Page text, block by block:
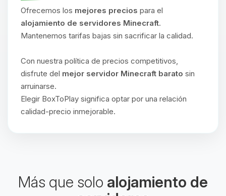
Ofrecemos los mejores precios para el
alojamiento de servidores Minecraft.
Mantenemos tarifas bajas sin sacrificar la calidad.
Con nuestra política de precios competitivos,
disfrute del mejor servidor Minecraft barato sin
arruinarse.
Elegir BoxToPlay significa optar por una relación
calidad-precio inmejorable.
Más que solo alojamiento de